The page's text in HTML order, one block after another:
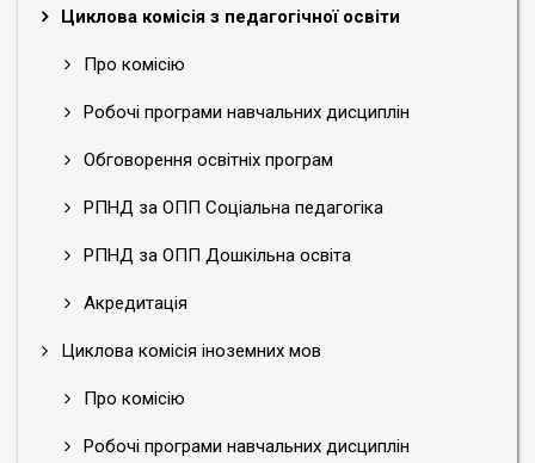
Циклова комісія з педагогічної освіти
Про комісію
Робочі програми навчальних дисциплін
Обговорення освітніх програм
РПНД за ОПП Соціальна педагогіка
РПНД за ОПП Дошкільна освіта
Акредитація
Циклова комісія іноземних мов
Про комісію
Робочі програми навчальних дисциплін